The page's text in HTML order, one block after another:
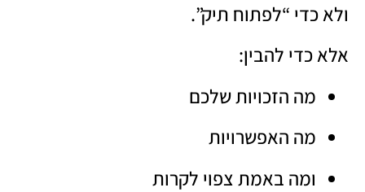
ולא כדי “לפתוח תיק”.
אלא כדי להבין:
מה הזכויות שלכם
מה האפשרויות
ומה באמת צפוי לקרות